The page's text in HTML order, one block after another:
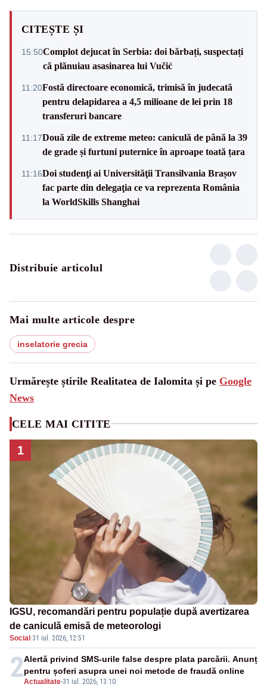
CITEȘTE ȘI
15:50Complot dejucat în Serbia: doi bărbați, suspectați
că plănuiau asasinarea lui Vučić
11:20Fostă directoare economică, trimisă în judecată
pentru delapidarea a 4,5 milioane de lei prin 18
transferuri bancare
11:17Două zile de extreme meteo: caniculă de până la 39
de grade și furtuni puternice în aproape toată țara
11:16Doi studenţi ai Universităţii Transilvania Brașov
fac parte din delegaţia ce va reprezenta România
la WorldSkills Shanghai
Distribuie articolul
Mai multe articole despre
inselatorie grecia
Urmărește știrile Realitatea de Ialomita și pe Google
News
CELE MAI CITITE
1
IGSU, recomandări pentru populație după avertizarea
de caniculă emisă de meteorologi
Social ·31 iul. 2026, 12:51
2Actualitate-31 iul. 2026, 13:10
Alertă privind SMS-urile false despre plata parcării. Anunț
pentru șoferi asupra unei noi metode de fraudă online